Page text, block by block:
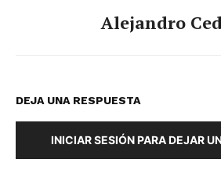
Alejandro
DEJA UNA RESPUESTA
INICIAR SESIÓN PARA DEJAR